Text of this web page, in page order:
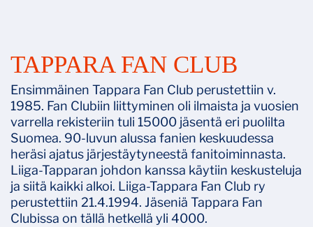
TAPPARA FAN CLUB
Ensimmäinen Tappara Fan Club perustettiin v.
1985. Fan Clubiin liittyminen oli ilmaista ja vuosien
varrella rekisteriin tuli 15000 jäsentä eri puolilta
Suomea. 90-luvun alussa fanien keskuudessa
heräsi ajatus järjestäytyneestä fanitoiminnasta.
Liiga-Tapparan johdon kanssa käytiin keskusteluja
ja siitä kaikki alkoi. Liiga-Tappara Fan Club ry
perustettiin 21.4.1994. Jäseniä Tappara Fan
Clubissa on tällä hetkellä yli 4000.